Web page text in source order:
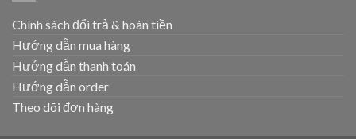
Chính sách đổi trả & hoàn tiền
Hướng dẫn mua hàng
Hướng dẫn thanh toán
Hướng dẫn order
Theo dõi đơn hàng